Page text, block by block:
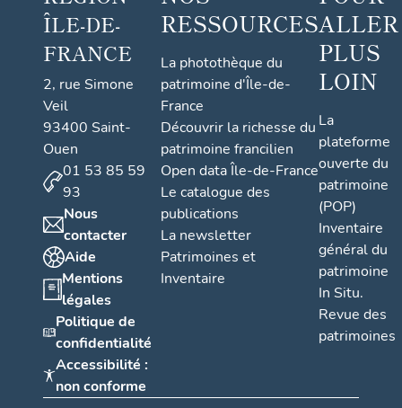
ÎLE-DE-
FRANCE
2, rue Simone
Veil
93400 Saint-
Ouen
01 53 85 59
93
Nous
contacter
Aide
Mentions
légales
Politique de
confidentialité
Accessibilité :
non conforme
RESSOURCES
La photothèque du
patrimoine d'Île-de-
France
Découvrir la richesse du
patrimoine francilien
Open data Île-de-France
Le catalogue des
publications
La newsletter
Patrimoines et
Inventaire
ALLER
PLUS
LOIN
La
plateforme
ouverte du
patrimoine
(POP)
Inventaire
général du
patrimoine
In Situ.
Revue des
patrimoines